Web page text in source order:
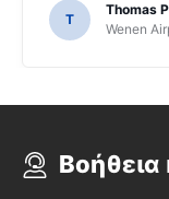
T
Thomas
Wenen
Βοήθεια